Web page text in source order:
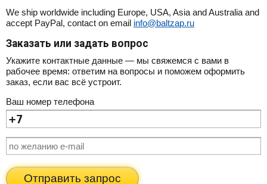
We ship worldwide including Europe, USA, Asia and Australia and
accept PayPal, contact on email info@baltzap.ru
Заказать или задать вопрос
Укажите контактные данные — мы свяжемся с вами в
рабочее время: ответим на вопросы и поможем оформить
заказ, если вас всё устроит.
Ваш номер телефона
Отправить запрос